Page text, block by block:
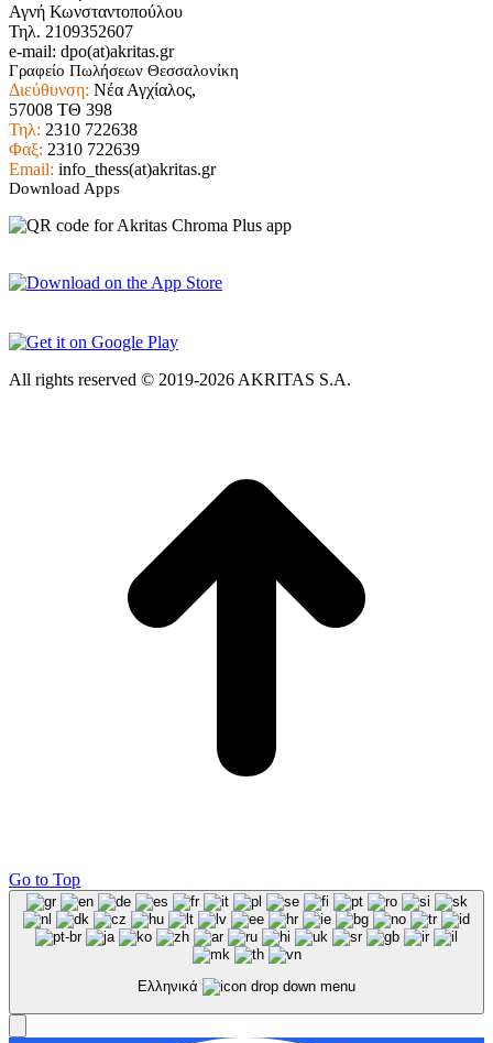
Αγνή Κωνσταντοπούλου
Τηλ. 2109352607
e-mail: dpo(at)akritas.gr
Γραφείο Πωλήσεων Θεσσαλονίκη
Διεύθυνση: Νέα Αγχίαλος,
57008 ΤΘ 398
Τηλ: 2310 722638
Φαξ: 2310 722639
Email: info_thess(at)akritas.gr
Download Apps
All rights reserved © 2019-2026 AKRITAS S.A.
Go to Top
Ελληνικά